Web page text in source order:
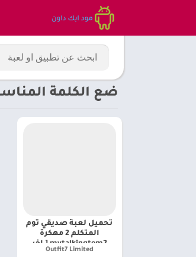
ضع الكلمة المناسبة:
تحميل لعبة صديقي توم
المتكلم 2 مهكرة
mytalkingtom2 [ اخر
Outfit7 Limited‏